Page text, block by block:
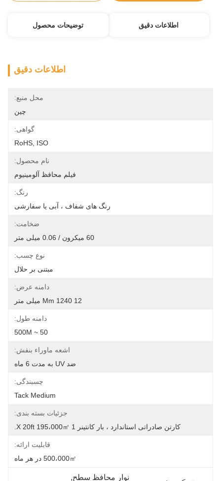
اطلاعات دقیق توضیحات محصول
اطلاعات دقیق
محل منبع:
چین
گواهی:
RoHS, ISO
نام محصول:
فیلم محافظ آلومینیوم
رنگ:
رنگ های شفاف ، آبی یا سفارشی
ضخامت:
60 میکرون / 0.06 میلی متر
نوع چسب:
مبتنی بر حلال
دامنه عرض:
12 Mm 1240 میلی متر
دامنه طول:
50 ~ 500M
اشعه ماوراء بنفش:
ضد UV به مدت 6 ماه
چسبندگی:
Tack Medium
جزئیات بسته بندی:
کارتن صادراتی استاندارد ، بار کانتینر 1 X 20ft 195،000㎡.
قابلیت ارائه:
500،000㎡ در هر ماه
نوار محافظ سطح,